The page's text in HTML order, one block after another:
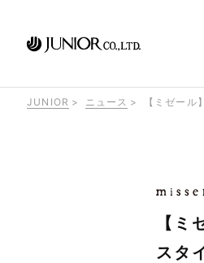
JUNIOR ニュース 【ミゼール
【
スタ